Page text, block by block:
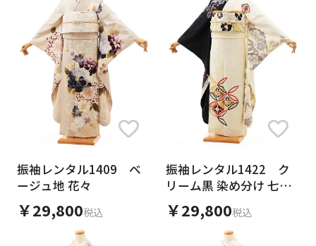
振袖レンタル1409 ベ
ージュ地 花々
￥29,800税込
振袖レンタル1422 ク
リーム黒 染め分け 七宝
松竹梅
￥29,800税込